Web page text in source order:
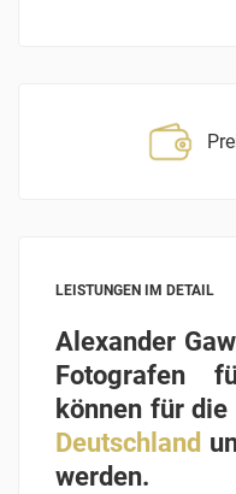
LEISTUNGEN IM DETAIL
Alexander
Fotografen
können für die
Deutschland
werden.